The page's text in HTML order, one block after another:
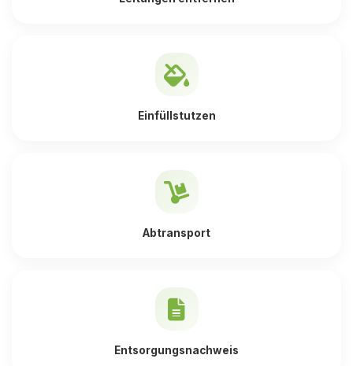
Einfüllstutzen
Abtransport
Entsorgungsnachweis